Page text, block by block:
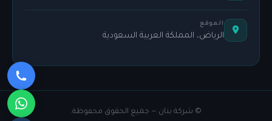
الموقع
الرياض، المملكة العربية السعودية
© شركة بنان — جميع الحقوق محفوظة.